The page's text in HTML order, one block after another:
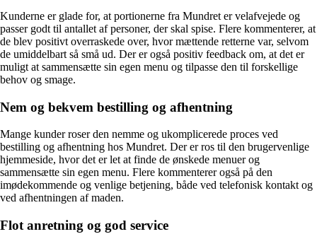
Kunderne er glade for, at portionerne fra Mundret er velafvejede og
passer godt til antallet af personer, der skal spise. Flere kommenterer, at
de blev positivt overraskede over, hvor mættende retterne var, selvom
de umiddelbart så små ud. Der er også positiv feedback om, at det er
muligt at sammensætte sin egen menu og tilpasse den til forskellige
behov og smage.
Nem og bekvem bestilling og afhentning
Mange kunder roser den nemme og ukomplicerede proces ved
bestilling og afhentning hos Mundret. Der er ros til den brugervenlige
hjemmeside, hvor det er let at finde de ønskede menuer og
sammensætte sin egen menu. Flere kommenterer også på den
imødekommende og venlige betjening, både ved telefonisk kontakt og
ved afhentningen af maden.
Flot anretning og god service